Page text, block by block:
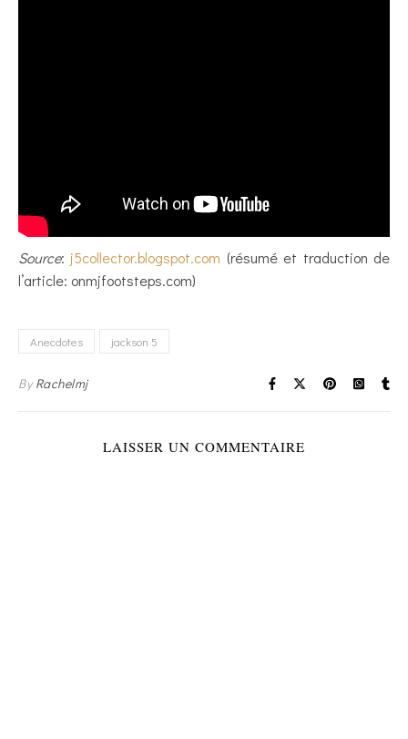
Source: j5collector.blogspot.com (résumé et traduction de
l’article: onmjfootsteps.com)
Anecdotes jackson 5
ByRachelmj
LAISSER UN COMMENTAIRE